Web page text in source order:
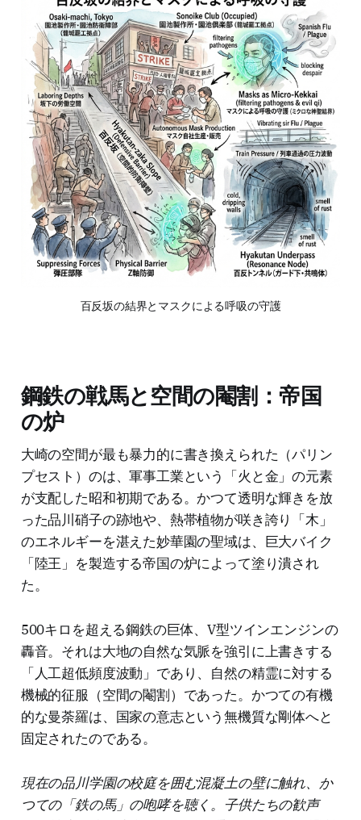
百反坂の結界とマスクによる呼吸の守護
鋼鉄の戦馬と空間の閹割：帝国
の炉
大崎の空間が最も暴力的に書き換えられた（パリン
プセスト）のは、軍事工業という「火と金」の元素
が支配した昭和初期である。かつて透明な輝きを放
った品川硝子の跡地や、熱帯植物が咲き誇り「木」
のエネルギーを湛えた妙華園の聖域は、巨大バイク
「陸王」を製造する帝国の炉によって塗り潰され
た。
500キロを超える鋼鉄の巨体、V型ツインエンジンの
轟音。それは大地の自然な気脈を強引に上書きする
「人工超低頻度波動」であり、自然の精霊に対する
機械的征服（空間の閹割）であった。かつての有機
的な曼荼羅は、国家の意志という無機質な剛体へと
固定されたのである。
現在の品川学園の校庭を囲む混凝土の壁に触れ、か
つての「鉄の馬」の咆哮を聴く。子供たちの歓声